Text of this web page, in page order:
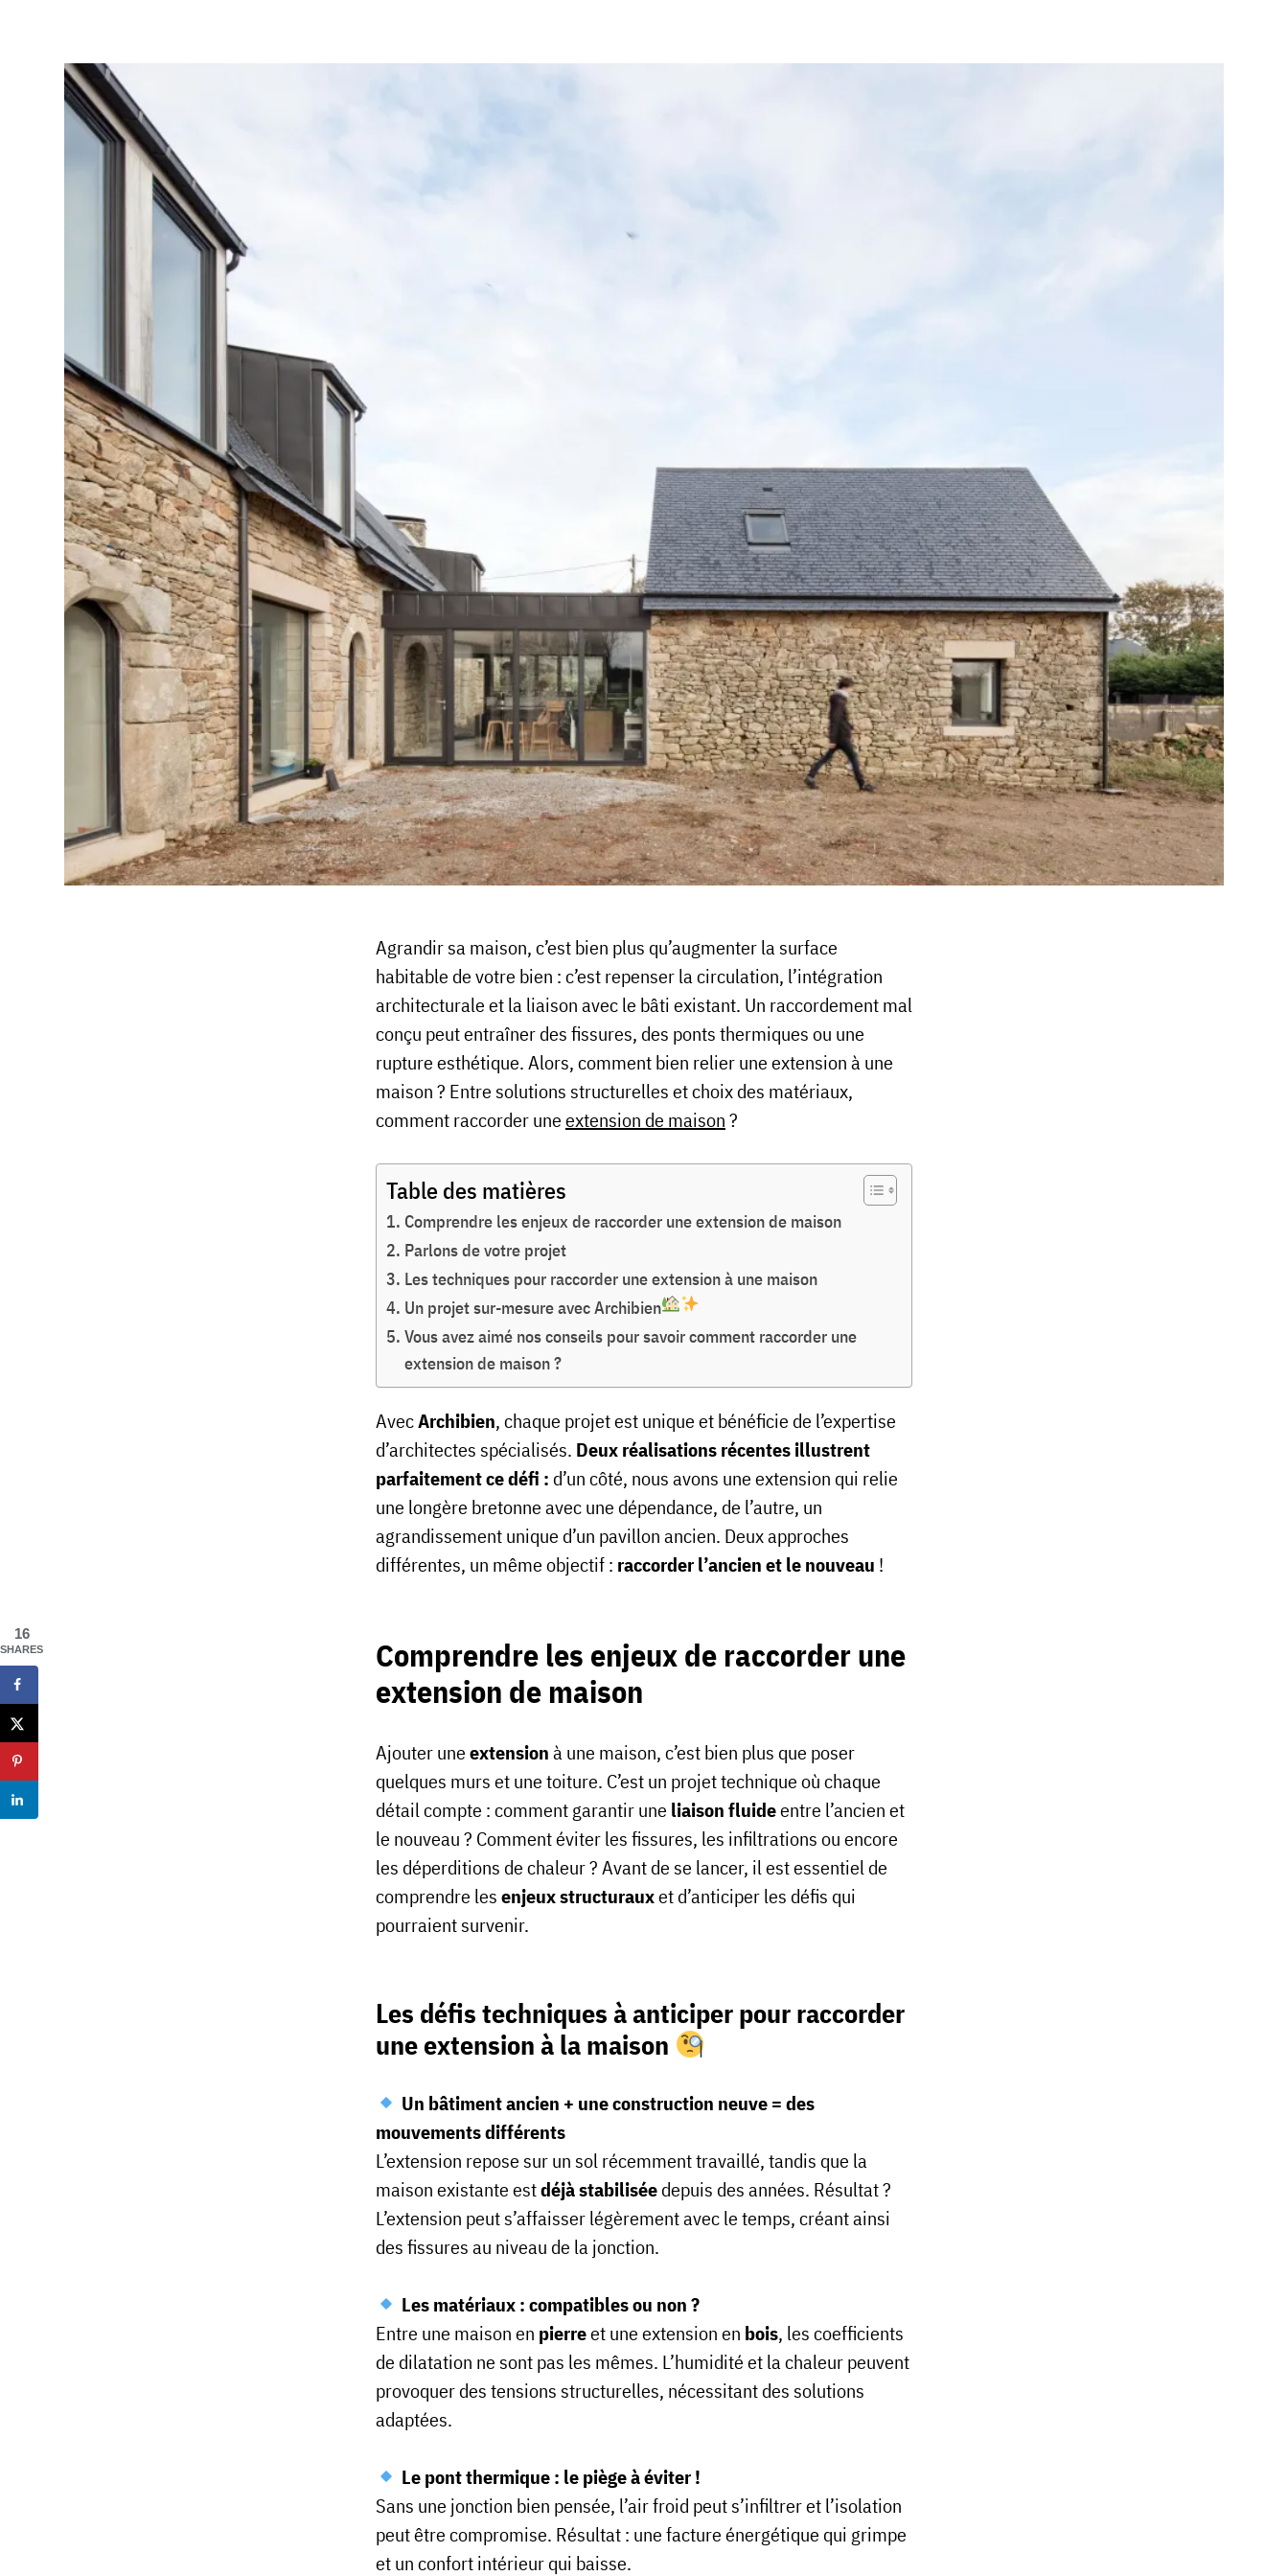
Blog
Archibien
Agrandir sa maison, c’est bien plus qu’augmenter la surface
habitable de votre bien : c’est repenser la circulation, l’intégration
architecturale et la liaison avec le bâti existant. Un raccordement mal
conçu peut entraîner des fissures, des ponts thermiques ou une
rupture esthétique. Alors, comment bien relier une extension à une
maison ? Entre solutions structurelles et choix des matériaux,
comment raccorder uneextension de maison?
Table des matières
Comprendre les enjeux de raccorder une extension de maison
Parlons de votre projet
Les techniques pour raccorder une extension à une maison
Un projet sur-mesure avec Archibien
Vous avez aimé nos conseils pour savoir comment raccorder une
extension de maison ?
AvecArchibien, chaque projet est unique et bénéficie de l’expertise
d’architectes spécialisés. Deux réalisations récentes illustrent
parfaitement ce défi : d’un côté, nous avons une extension qui relie
une longère bretonne avec une dépendance, de l’autre, un
agrandissement unique d’un pavillon ancien. Deux approches
différentes, un même objectif : raccorder l’ancien et le nouveau !
Comprendre les enjeux de raccorder une
extension de maison
Ajouter uneextensionà une maison, c’est bien plus que poser
quelques murs et une toiture. C’est un projet technique où chaque
détail compte : comment garantir une liaison fluideentre l’ancien et
le nouveau ? Comment éviter les fissures, les infiltrations ou encore
les déperditions de chaleur ? Avant de se lancer, il est essentiel de
comprendre lesenjeux structurauxet d’anticiper les défis qui
pourraient survenir.
Les défis techniques à anticiper pour raccorder
une extension à la maison
Un bâtiment ancien + une construction neuve = des
mouvements différents
L’extension repose sur un sol récemment travaillé, tandis que la
maison existante estdéjà stabiliséedepuis des années. Résultat ?
L’extension peut s’affaisser légèrement avec le temps, créant ainsi
des fissures au niveau de la jonction.
Les matériaux : compatibles ou non ?
Entre une maison en pierreet une extension en bois, les coefficients
de dilatation ne sont pas les mêmes. L’humidité et la chaleur peuvent
provoquer des tensions structurelles, nécessitant des solutions
adaptées.
Le pont thermique : le piège à éviter !
Sans une jonction bien pensée, l’air froid peut s’infiltrer et l’isolation
peut être compromise. Résultat : une facture énergétique qui grimpe
et un confort intérieur qui baisse.
16
SHARES